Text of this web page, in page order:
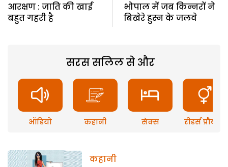
आरक्षण : जाति की खाई
बहुत गहरी है
भोपाल में जब किन्नरों ने
बिखेरे हुस्न के जलवे
सरस सलिल से और
ऑडियो कहानी सेक्स रीडर्स प्रौब्लम
कहानी